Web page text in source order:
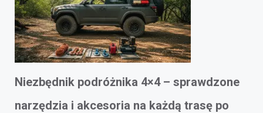
Niezbędnik podróżnika 4×4 – sprawdzone
narzędzia i akcesoria na każdą trasę po